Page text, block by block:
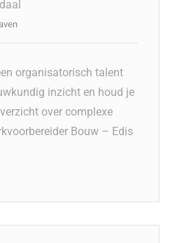
organisatorisch talent
inzicht en houd je
over complexe
Bouw – Edis